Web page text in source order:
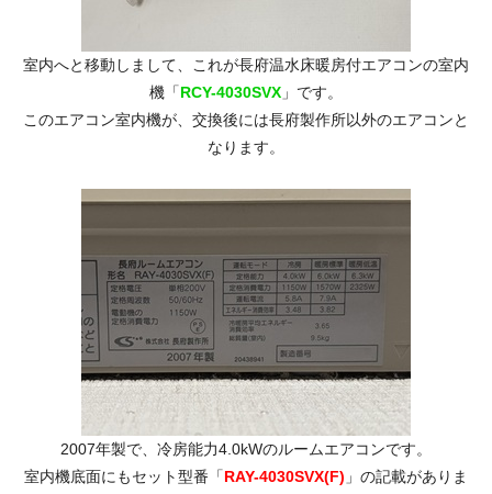
室内へと移動しまして、これが長府温水床暖房付エアコンの室内
機「RCY-4030SVX 」です。
このエアコン室内機が、交換後には長府製作所以外のエアコンと
なります。
2007年製で、冷房能力4.0kWのルームエアコンです。
室内機底面にもセット型番「RAY-4030SVX(F) 」の記載がありま